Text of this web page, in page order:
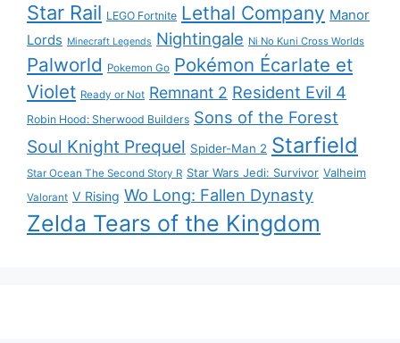
Star Rail LEGO Fortnite Lethal Company Manor
Lords Minecraft Legends Nightingale Ni No Kuni Cross Worlds
Palworld Pokemon Go Pokémon Écarlate et
Violet Ready or Not Remnant 2 Resident Evil 4
Robin Hood: Sherwood Builders Sons of the Forest
Soul Knight Prequel Spider-Man 2 Starfield
Star Ocean The Second Story R Star Wars Jedi: Survivor Valheim
Valorant V Rising Wo Long: Fallen Dynasty
Zelda Tears of the Kingdom